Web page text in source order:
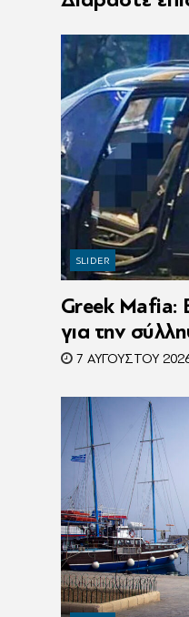
SLIDER
Greek Mafia:
για την
Ένας ακόμη
7 ΑΥΓΟΎΣΤΟΥ